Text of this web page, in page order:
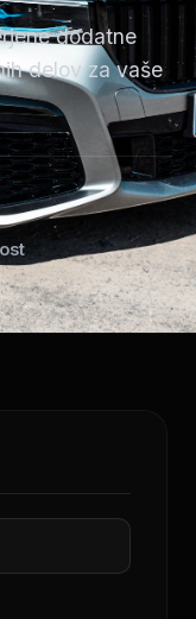
dodatne
delov za vaše